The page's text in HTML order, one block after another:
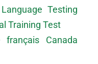
Testing
Training Test
français Canada